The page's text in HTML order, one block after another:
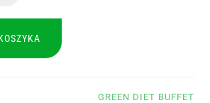
GREEN DIET BUFFET